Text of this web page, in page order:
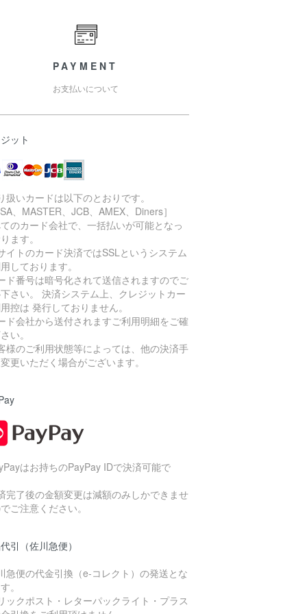
PAYMENT
お支払いについて
ット
扱いカードは以下のとおりです。
、MASTER、JCB、AMEX、Diners］
のカード会社で、一括払いが可能となっ
ます。
イトのカード決済ではSSLというシステム
しております。
ド番号は暗号化されて送信されますのでご
さい。 決済システム上、クレジットカー
用控は 発行しておりません。
ド会社から送付されますご利用明細をご確
い。
様のご利用状態等によっては、他の決済手
更いただく場合がございます。
はお持ちのPayPay IDで決済可能で
完了後の金額変更は減額のみしかできませ
ご注意ください。
引（佐川急便）
急便の代金引換（e-コレクト）の発送とな
。
ックポスト・レターパックライト・プラス